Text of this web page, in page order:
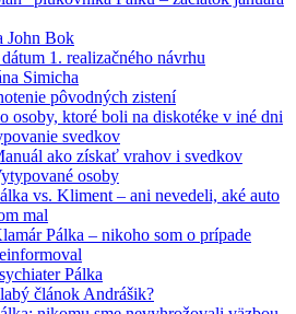
John Bok
1. realizačného návrhu
Simicha
pôvodných zistení
osoby, ktoré boli na diskotéke v iné dni
svedkov
ako získať vrahov i svedkov
osoby
vs. Kliment – ani nevedeli, aké auto
mal
Pálka – nikoho som o prípade
Pálka
článok Andrášik?